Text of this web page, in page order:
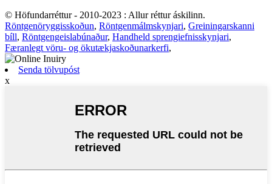
© Höfundarréttur - 2010-2023 : Allur réttur áskilinn.
Röntgenöryggisskoðun, Röntgenmálmskynjari, Greiningarskanni
bíll, Röntgengeislabúnaður, Handheld sprengiefnisskynjari,
Færanlegt vöru- og ökutækjaskoðunarkerfi,
Senda tölvupóst
x